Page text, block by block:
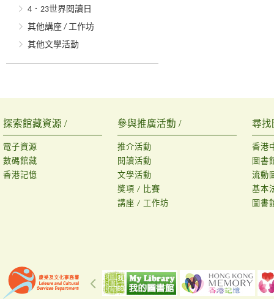
4．23世界閱讀日
其他講座 / 工作坊
其他文學活動
探索館藏資源 /
電子資源
數碼館藏
香港記憶
參與推廣活動 /
推介活動
閱讀活動
文學活動
獎項 / 比賽
講座 / 工作坊
尋找
香港
圖書
流動
基本
圖書